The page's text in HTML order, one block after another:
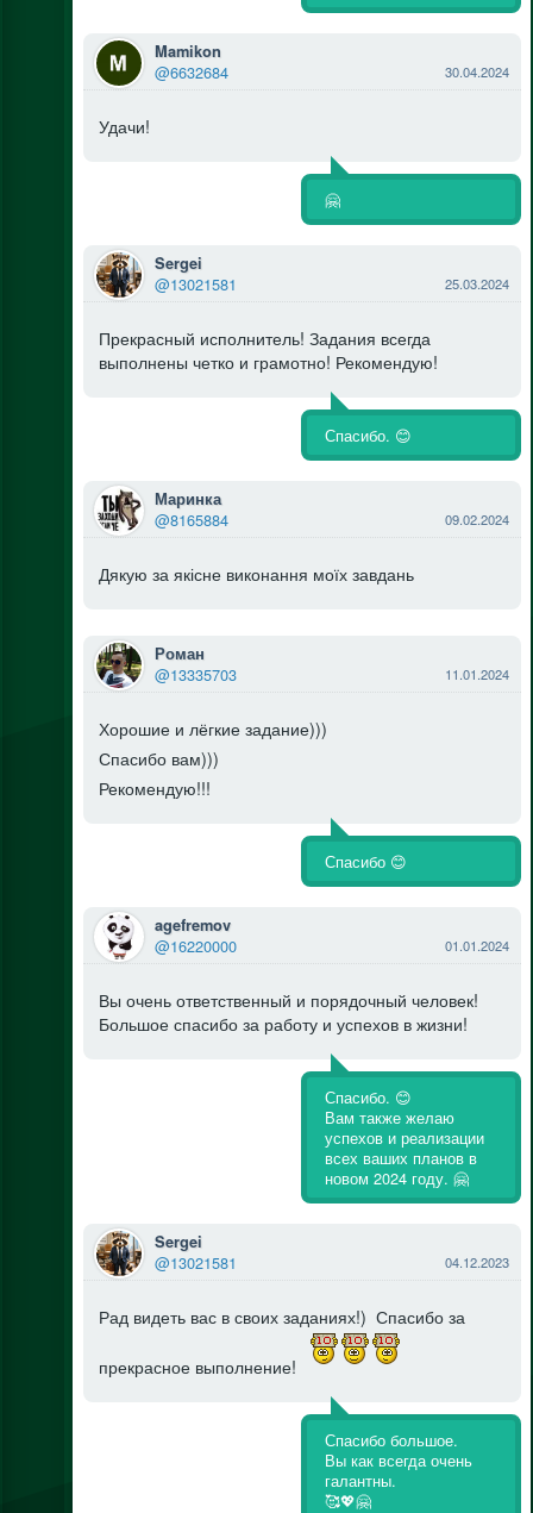
Mamikon
@6632684 30.04.2024
Удачи!
🤗
Sergei
@13021581 25.03.2024
Прекрасный исполнитель! Задания всегда
выполнены четко и грамотно! Рекомендую!
Спасибо. 😊
Маринка
@8165884 09.02.2024
Дякую за якісне виконання моїх завдань
Роман
@13335703 11.01.2024
Хорошие и лёгкие задание)))
Спасибо вам)))
Рекомендую!!!
Спасибо 😊
agefremov
@16220000 01.01.2024
Вы очень ответственный и порядочный человек!
Большое спасибо за работу и успехов в жизни!
Спасибо. 😊
Вам также желаю
успехов и реализации
всех ваших планов в
новом 2024 году. 🤗
Sergei
@13021581 04.12.2023
Рад видеть вас в своих заданиях!) Спасибо за
прекрасное выполнение!
Спасибо большое.
Вы как всегда очень
галантны.
🥰💖🤗